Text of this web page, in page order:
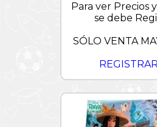
Para ver Precios
se debe
SÓLO VENTA